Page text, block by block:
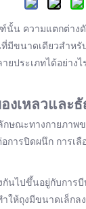
วามแตกต่างดั
ที่มีขนาดเดียวสำ
ประเภทได้อย่า
งเหลวและ
ษณะทางกายภา
การปิดผนึก การเ
นไปขึ้นอยู่กับกา
ห้ถุงมีขนาดเล็